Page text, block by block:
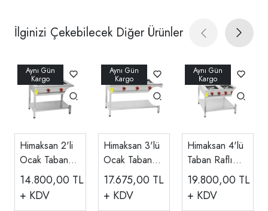
İlginizi Çekebilecek Diğer Ürünler
Himaksan 2'li
Ocak Taban
Raflı
Paslanmaz,
Gazlı
14.800,00 TL
+ KDV
Himaksan 3'lü
Ocak Taban
Raflı
Paslanmaz,
Gazlı
17.675,00 TL
+ KDV
Himaksan 4'lü
Taban Raflı
Paslanmaz
Ocak, Gazlı
ve Lpg'li
19.800,00 TL
+ KDV